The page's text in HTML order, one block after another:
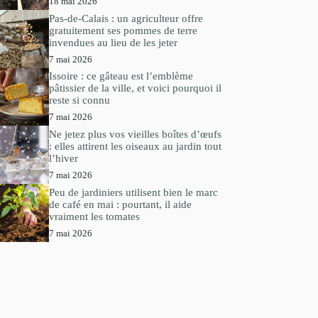
Pas-de-Calais : un agriculteur offre
gratuitement ses pommes de terre
invendues au lieu de les jeter
7 mai 2026
Issoire : ce gâteau est l’emblème
pâtissier de la ville, et voici pourquoi il
reste si connu
7 mai 2026
Ne jetez plus vos vieilles boîtes d’œufs
: elles attirent les oiseaux au jardin tout
l’hiver
7 mai 2026
Peu de jardiniers utilisent bien le marc
de café en mai : pourtant, il aide
vraiment les tomates
7 mai 2026